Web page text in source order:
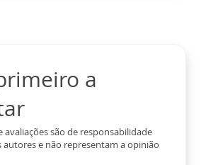
a
avaliações são de responsabilidade
autores e não representam a opinião